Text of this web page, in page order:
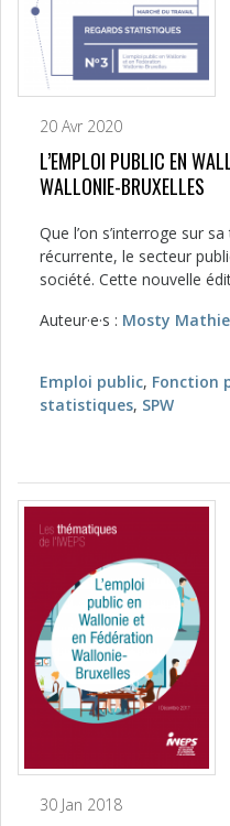
20 Avr 2020
L’EMPLOI PUBLIC EN
WALLONIE-BRUXELLES
Que l’on s’interroge sur
récurrente, le secteur
société. Cette nouvelle
Auteur·e·s : Mosty
Emploi public, Fonction
statistiques, SPW
30 Jan 2018